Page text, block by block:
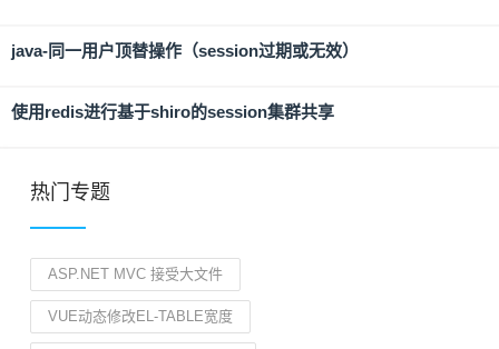
java-同一用户顶替操作（session过期或无效）
使用redis进行基于shiro的session集群共享
热门专题
ASP.NET MVC 接受大文件
VUE动态修改EL-TABLE宽度